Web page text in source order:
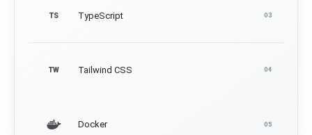
TS TypeScript 03
TW Tailwind CSS 04
Docker 05